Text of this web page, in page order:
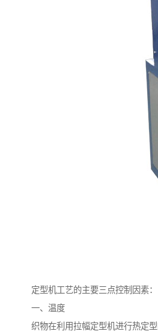
定型机工艺的主要三点控制因素：
一、温度
织物在利用拉幅定型机进行热定